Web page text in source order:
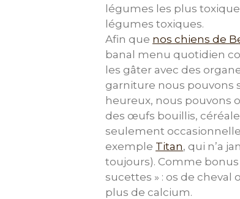
légumes les plus
légumes toxiques.
Afin que nos chiens de
banal menu quotidien
les gâter avec des
garniture nous pouvons
heureux, nous pouvons
des œufs bouillis,
seulement
exemple Titan, qui n’a
toujours). Comme
sucettes » : os de
plus de calcium.